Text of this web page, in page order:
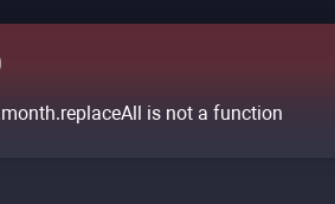
is not a function